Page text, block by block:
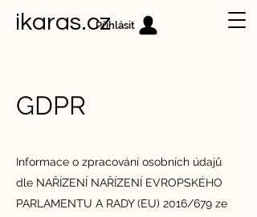
ikaras.czPřihlásit
GDPR
Informace o zpracování osobních údajů
dle NAŘÍZENÍ NAŘÍZENÍ EVROPSKÉHO
PARLAMENTU A RADY (EU) 2016/679 ze